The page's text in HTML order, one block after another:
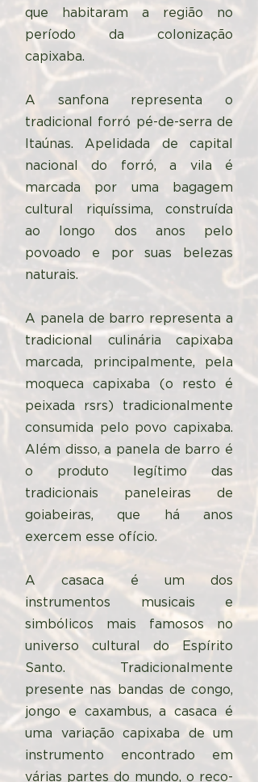
que habitaram a região no
período da colonização
capixaba.
A sanfona representa o
tradicional forró pé-de-serra de
Itaúnas. Apelidada de capital
nacional do forró, a vila é
marcada por uma bagagem
cultural riquíssima, construída
ao longo dos anos pelo
povoado e por suas belezas
naturais.
A panela de barro representa a
tradicional culinária capixaba
marcada, principalmente, pela
moqueca capixaba (o resto é
peixada rsrs) tradicionalmente
consumida pelo povo capixaba.
Além disso, a panela de barro é
o produto legítimo das
tradicionais paneleiras de
goiabeiras, que há anos
exercem esse ofício.
A casaca é um dos
instrumentos musicais e
simbólicos mais famosos no
universo cultural do Espírito
Santo. Tradicionalmente
presente nas bandas de congo,
jongo e caxambus, a casaca é
uma variação capixaba de um
instrumento encontrado em
várias partes do mundo, o reco-